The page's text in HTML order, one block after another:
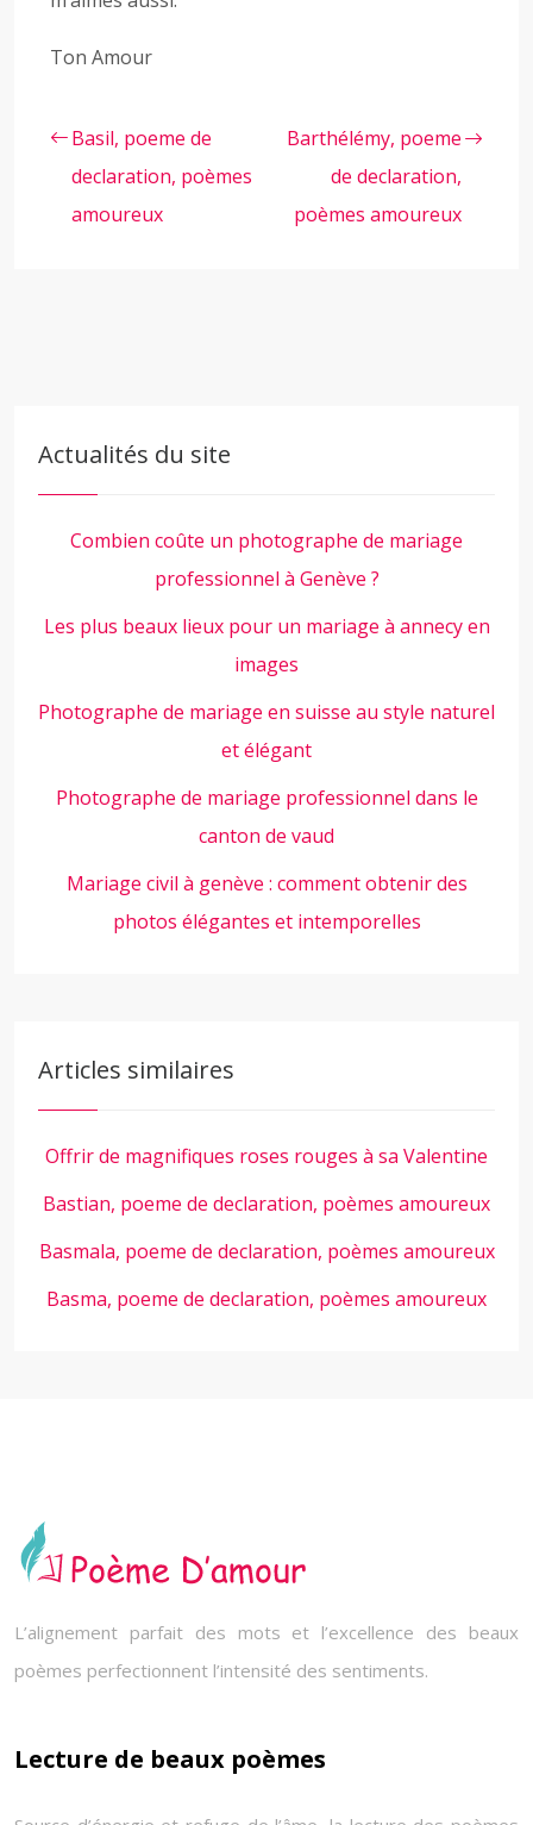
Ton Amour
Basil, poeme de
declaration, poèmes
amoureux
Barthélémy, poeme
de declaration,
poèmes amoureux
Actualités du site
Combien coûte un photographe de mariage
professionnel à Genève ?
Les plus beaux lieux pour un mariage à annecy en
images
Photographe de mariage en suisse au style naturel
et élégant
Photographe de mariage professionnel dans le
canton de vaud
Mariage civil à genève : comment obtenir des
photos élégantes et intemporelles
Articles similaires
Offrir de magnifiques roses rouges à sa Valentine
Bastian, poeme de declaration, poèmes amoureux
Basmala, poeme de declaration, poèmes amoureux
Basma, poeme de declaration, poèmes amoureux
L’alignement parfait des mots et l’excellence des beaux
poèmes perfectionnent l’intensité des sentiments.
Lecture de beaux poèmes